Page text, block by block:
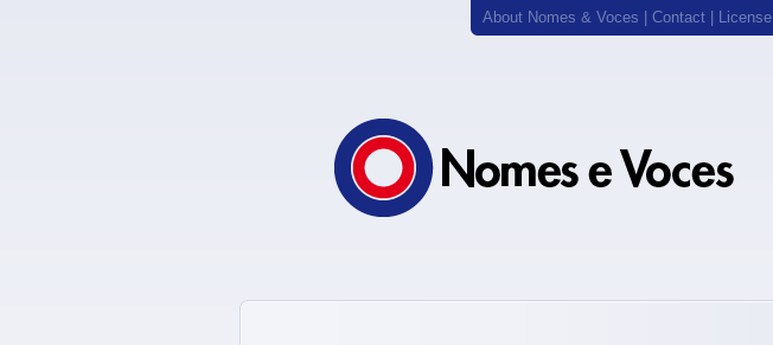
About Nomes & Voces Contact License